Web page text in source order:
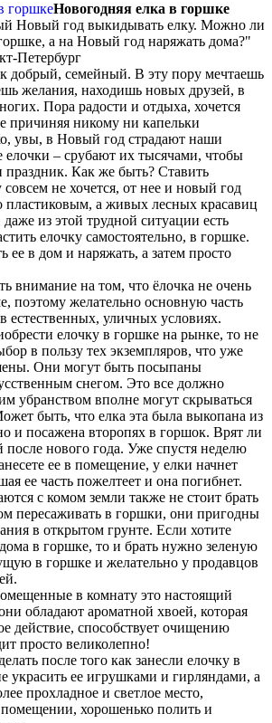
Новогодняя елка в горшке
Новый год выкидывать елку. Можно ли
а на Новый год наряжать дома?"
Петербург
добрый, семейный. В эту пору мечтаешь
желания, находишь новых друзей, в
Пора радости и отдыха, хочется
причиняя никому ни капельки
увы, в Новый год страдают наши
– срубают их тысячами, чтобы
праздник. Как же быть? Ставить
не хочется, от нее и новый год
пластиковым, а живых лесных красавиц
из этой трудной ситуации есть
елочку самостоятельно, в горшке.
ее в дом и наряжать, а затем просто
внимание на том, что ёлочка не очень
поэтому желательно основную часть
естественных, уличных условиях.
елочку в горшке на рынке, то не
в пользу тех экземпляров, что уже
Они могут быть посыпаны
снегом. Это все должно
убранством вполне могут скрываться
быть, что елка эта была выкопана из
и посажена второпях в горшок. Врят ли
после нового года. Уже спустя неделю
ее в помещение, у елки начнет
ее часть пожелтеет и она погибнет.
с комом земли также не стоит брать
пересаживать в горшки, они пригодны
в открытом грунте. Если хотите
в горшке, то и брать нужно зеленую
в горшке и желательно у продавцов
в комнату это настоящий
обладают ароматной хвоей, которая
действие, способствует очищению
просто великолепно!
после того как занесли елочку в
украсить ее игрушками и гирляндами, а
прохладное и светлое место,
хорошенько полить и